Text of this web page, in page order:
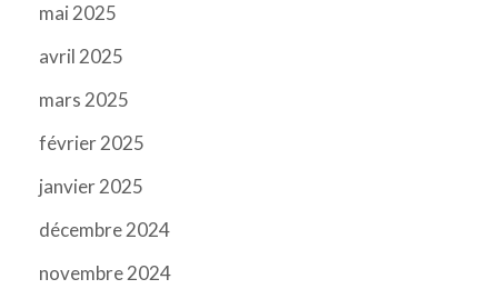
mai 2025
avril 2025
mars 2025
février 2025
janvier 2025
décembre 2024
novembre 2024